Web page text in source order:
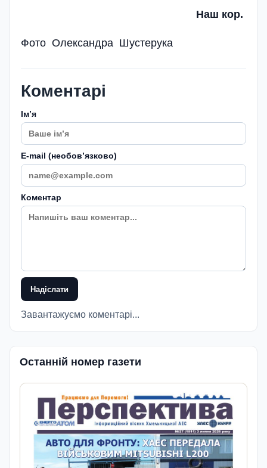
Наш кор.
Фото Олександра Шустерука
Коментарі
Імʼя
E-mail (необовʼязково)
Коментар
Надіслати
Завантажуємо коментарі...
Останній номер газети